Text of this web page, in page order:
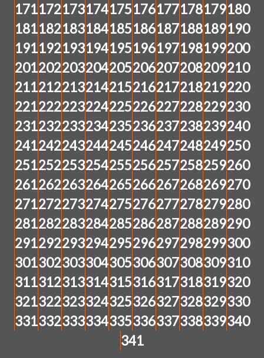
171172173174175176177178179180
181182183184185186187188189190
191192193194195196197198199200
201202203204205206207208209210
211212213214215216217218219220
221222223224225226227228229230
231232233234235236237238239240
241242243244245246247248249250
251252253254255256257258259260
261262263264265266267268269270
271272273274275276277278279280
281282283284285286287288289290
291292293294295296297298299300
301302303304305306307308309310
311312313314315316317318319320
321322323324325326327328329330
331332333334335336337338339340
341